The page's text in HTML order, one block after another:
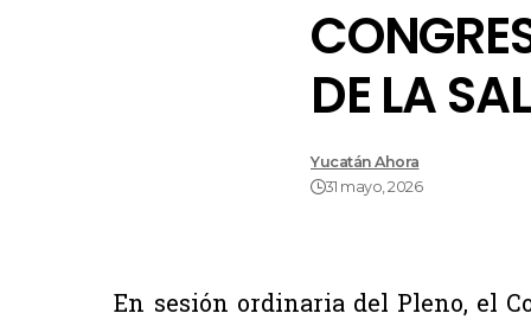
DE LA
Yucatán Ahora
31 mayo, 2026
En sesión ordinaria del Pleno, el